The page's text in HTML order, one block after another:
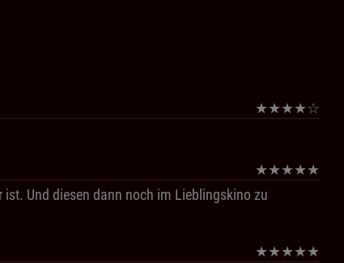
★★★★☆
★★★★★
Und diesen dann noch im Lieblingskino zu
★★★★★